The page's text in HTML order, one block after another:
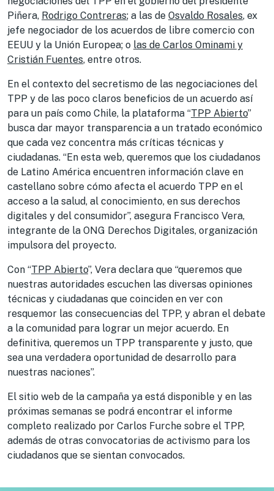
Piñera, Rodrigo Contreras; a las de Osvaldo Rosales, ex
jefe negociador de los acuerdos de libre comercio con
EEUU y la Unión Europea; o las de Carlos Ominami y
Cristián Fuentes, entre otros.
En el contexto del secretismo de las negociaciones del
TPP y de las poco claros beneficios de un acuerdo así
para un país como Chile, la plataforma “TPP Abierto”
busca dar mayor transparencia a un tratado económico
que cada vez concentra más críticas técnicas y
ciudadanas. “En esta web, queremos que los ciudadanos
de Latino América encuentren información clave en
castellano sobre cómo afecta el acuerdo TPP en el
acceso a la salud, al conocimiento, en sus derechos
digitales y del consumidor”, asegura Francisco Vera,
integrante de la ONG Derechos Digitales, organización
impulsora del proyecto.
Con “TPP Abierto”, Vera declara que “queremos que
nuestras autoridades escuchen las diversas opiniones
técnicas y ciudadanas que coinciden en ver con
resquemor las consecuencias del TPP, y abran el debate
a la comunidad para lograr un mejor acuerdo. En
definitiva, queremos un TPP transparente y justo, que
sea una verdadera oportunidad de desarrollo para
nuestras naciones”.
El sitio web de la campaña ya está disponible y en las
próximas semanas se podrá encontrar el informe
completo realizado por Carlos Furche sobre el TPP,
además de otras convocatorias de activismo para los
ciudadanos que se sientan convocados.